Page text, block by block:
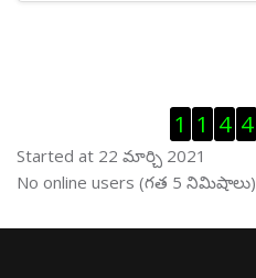
Visitor Counter ను తప్పించు
1 1 4 4
Started at 22 మార్చి 2021
ఆన్ లైను వాడుకరులు ను తప్పించు
No online users (గత 5 నిమిషాలు)